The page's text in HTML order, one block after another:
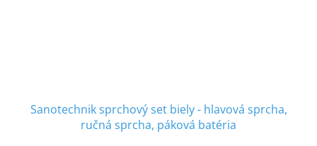
Sanotechnik sprchový set biely - hlavová sprcha,
ručná sprcha, páková batéria